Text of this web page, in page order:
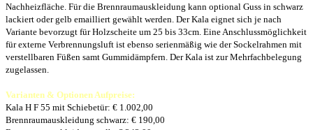
Nachheizfläche. Für die Brennraumauskleidung kann optional Guss in schwarz
lackiert oder gelb emailliert gewählt werden. Der Kala eignet sich je nach
Variante bevorzugt für Holzscheite um 25 bis 33cm. Eine Anschlussmöglichkeit
für externe Verbrennungsluft ist ebenso serienmäßig wie der Sockelrahmen mit
verstellbaren Füßen samt Gummidämpfern. Der Kala ist zur Mehrfachbelegung
zugelassen.
Varianten & Optionen Aufpreise:
Kala H F 55 mit Schiebetür: € 1.002,00
Brennraumauskleidung schwarz: € 190,00